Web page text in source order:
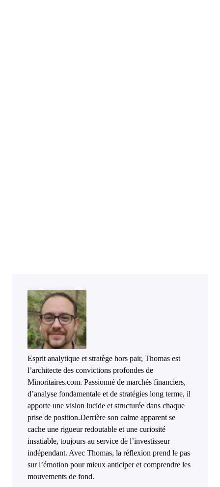
Esprit analytique et stratège hors pair, Thomas est
l’architecte des convictions profondes de
Minoritaires.com. Passionné de marchés financiers,
d’analyse fondamentale et de stratégies long terme, il
apporte une vision lucide et structurée dans chaque
prise de position.Derrière son calme apparent se
cache une rigueur redoutable et une curiosité
insatiable, toujours au service de l’investisseur
indépendant. Avec Thomas, la réflexion prend le pas
sur l’émotion pour mieux anticiper et comprendre les
mouvements de fond.